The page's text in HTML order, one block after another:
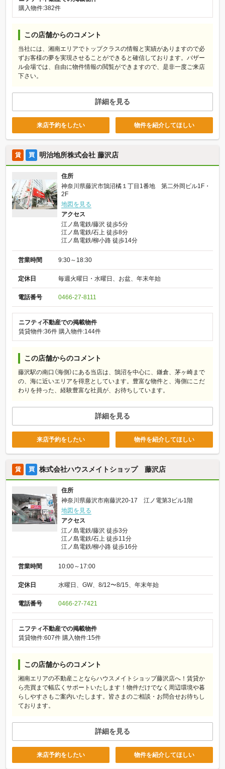
購入物件:382件
この店舗からのコメント
当社には、湘南エリアでトップクラスの情報と実績がありますので必
ずお客様の夢を実現させることができると確信しております。バザー
ル会場では、自由に物件情報の閲覧ができますので、是非一度ご来店
下さい。
詳細を見る
来店予約をしたい 物件を紹介してほしい
賃 買 明治地所株式会社 藤沢店
住所
神奈川県藤沢市鵠沼橘１丁目1番地 第二外岡ビル1F・
2F
地図を見る
アクセス
江ノ島電鉄/藤沢 徒歩5分
江ノ島電鉄/石上 徒歩8分
江ノ島電鉄/柳小路 徒歩14分
営業時間 9:30～18:30
定休日 毎週火曜日・水曜日、お盆、年末年始
電話番号 0466-27-8111
ニフティ不動産での掲載物件
賃貸物件:36件 購入物件:144件
この店舗からのコメント
藤沢駅の南口（海側）にある当店は、鵠沼を中心に、鎌倉、茅ヶ崎まで
の、海に近いエリアを得意としています。豊富な物件と、海側にこだ
わりを持った、経験豊富な社員が、お待ちしています。
詳細を見る
来店予約をしたい 物件を紹介してほしい
賃 買 株式会社ハウスメイトショップ 藤沢店
住所
神奈川県藤沢市南藤沢20-17 江ノ電第3ビル1階
地図を見る
アクセス
江ノ島電鉄/藤沢 徒歩3分
江ノ島電鉄/石上 徒歩11分
江ノ島電鉄/柳小路 徒歩16分
営業時間 10:00～17:00
定休日 水曜日、GW、8/12〜8/15、年末年始
電話番号 0466-27-7421
ニフティ不動産での掲載物件
賃貸物件:607件 購入物件:15件
この店舗からのコメント
湘南エリアの不動産ことならハウスメイトショップ藤沢店へ！賃貸か
ら売買まで幅広くサポートいたします！物件だけでなく周辺環境や暮
らしやすさもご案内いたします。皆さまのご相談・お問合せお待ちし
ております。
詳細を見る
来店予約をしたい 物件を紹介してほしい